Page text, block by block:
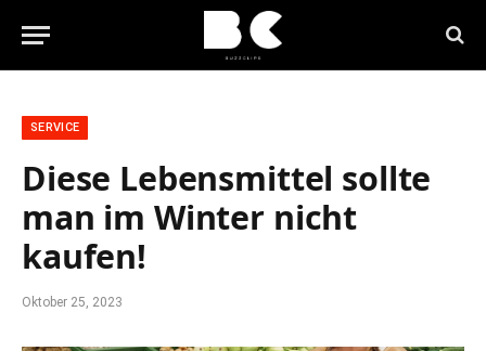
SERVICE
Diese Lebensmittel sollte
man im Winter nicht
kaufen!
Oktober 25, 2023